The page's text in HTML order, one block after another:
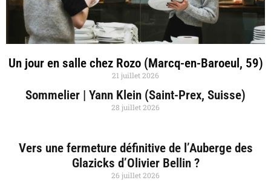
Un jour en salle chez Rozo (Marcq-en-Baroeul, 59)
21 juillet 2026
Sommelier | Yann Klein (Saint-Prex, Suisse)
28 juillet 2026
Vers une fermeture définitive de l’Auberge des
Glazicks d’Olivier Bellin ?
26 juillet 2026